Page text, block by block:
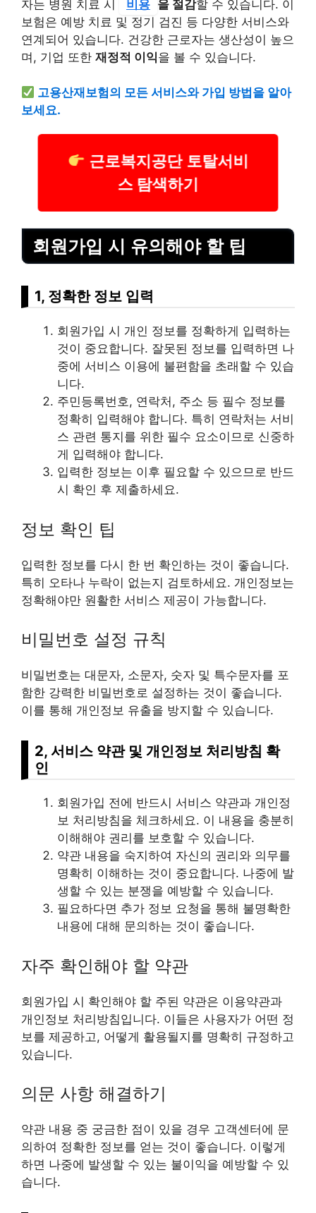
자는 병원 치료 시 비용 을 절감할 수 있습니다. 이
보험은 예방 치료 및 정기 검진 등 다양한 서비스와
연계되어 있습니다. 건강한 근로자는 생산성이 높으
며, 기업 또한 재정적 이익을 볼 수 있습니다.
고용산재보험의 모든 서비스와 가입 방법을 알아
보세요.
근로복지공단 토탈서비
스 탐색하기
회원가입 시 유의해야 할 팁
1, 정확한 정보 입력
회원가입 시 개인 정보를 정확하게 입력하는
것이 중요합니다. 잘못된 정보를 입력하면 나
중에 서비스 이용에 불편함을 초래할 수 있습
니다.
주민등록번호, 연락처, 주소 등 필수 정보를
정확히 입력해야 합니다. 특히 연락처는 서비
스 관련 통지를 위한 필수 요소이므로 신중하
게 입력해야 합니다.
입력한 정보는 이후 필요할 수 있으므로 반드
시 확인 후 제출하세요.
정보 확인 팁
입력한 정보를 다시 한 번 확인하는 것이 좋습니다.
특히 오타나 누락이 없는지 검토하세요. 개인정보는
정확해야만 원활한 서비스 제공이 가능합니다.
비밀번호 설정 규칙
비밀번호는 대문자, 소문자, 숫자 및 특수문자를 포
함한 강력한 비밀번호로 설정하는 것이 좋습니다.
이를 통해 개인정보 유출을 방지할 수 있습니다.
2, 서비스 약관 및 개인정보 처리방침 확
인
회원가입 전에 반드시 서비스 약관과 개인정
보 처리방침을 체크하세요. 이 내용을 충분히
이해해야 권리를 보호할 수 있습니다.
약관 내용을 숙지하여 자신의 권리와 의무를
명확히 이해하는 것이 중요합니다. 나중에 발
생할 수 있는 분쟁을 예방할 수 있습니다.
필요하다면 추가 정보 요청을 통해 불명확한
내용에 대해 문의하는 것이 좋습니다.
자주 확인해야 할 약관
회원가입 시 확인해야 할 주된 약관은 이용약관과
개인정보 처리방침입니다. 이들은 사용자가 어떤 정
보를 제공하고, 어떻게 활용될지를 명확히 규정하고
있습니다.
의문 사항 해결하기
약관 내용 중 궁금한 점이 있을 경우 고객센터에 문
의하여 정확한 정보를 얻는 것이 좋습니다. 이렇게
하면 나중에 발생할 수 있는 불이익을 예방할 수 있
습니다.